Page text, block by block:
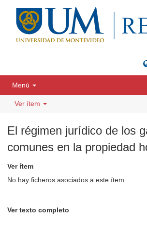
Menú
Ver ítem
El régimen jurídico de los
comunes en la propiedad
Ver ítem
No hay ficheros asociados a este ítem.
Ver texto completo